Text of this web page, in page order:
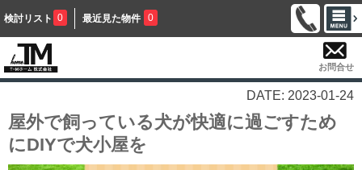
検討リスト 0 最近見た物件 0
お問合せ
DATE: 2023-01-24
屋外で飼っている犬が快適に過ごすため
にDIYで犬小屋を